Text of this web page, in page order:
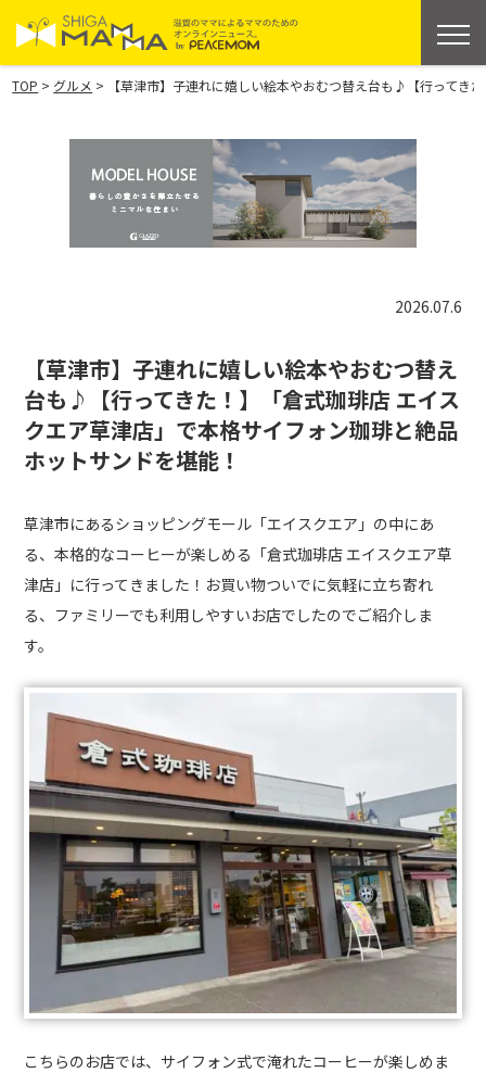
TOP > グルメ > 【草津市】子連れに嬉しい絵本やおむつ替え台も♪【行ってき
2026.07.6
【草津市】子連れに嬉しい絵本やおむつ替え
台も♪【行ってきた！】「倉式珈琲店 エイス
クエア草津店」で本格サイフォン珈琲と絶品
ホットサンドを堪能！
草津市にあるショッピングモール「エイスクエア」の中にあ
る、本格的なコーヒーが楽しめる「倉式珈琲店 エイスクエア草
津店」に行ってきました！お買い物ついでに気軽に立ち寄れ
る、ファミリーでも利用しやすいお店でしたのでご紹介しま
す。
こちらのお店では、サイフォン式で淹れたコーヒーが楽しめま